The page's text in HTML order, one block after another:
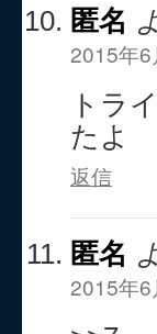
匿名
2015年
トラ
たよ
返信
匿名
2015年